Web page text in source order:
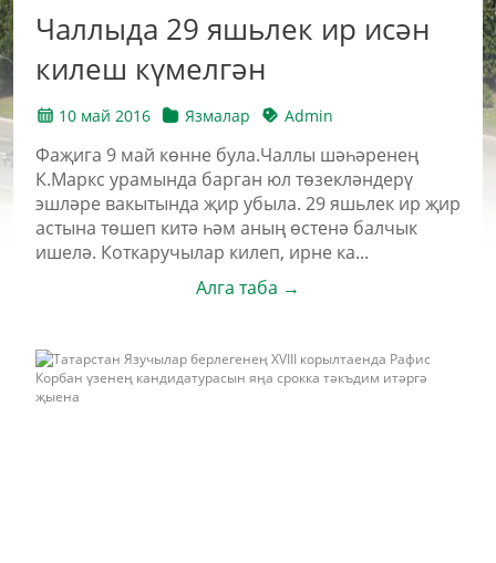
Чаллыда 29 яшьлек ир исән
килеш күмелгән
10 май 2016 Язмалар Admin
Фаҗига 9 май көнне була.Чаллы шәһәренең
К.Маркс урамында барган юл төзекләндерү
эшләре вакытында җир убыла. 29 яшьлек ир җир
астына төшеп китә һәм аның өстенә балчык
ишелә. Коткаручылар килеп, ирне ка...
Алга таба →